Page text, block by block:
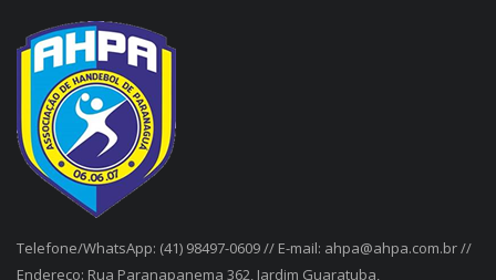
Telefone/WhatsApp: (41) 98497-0609 // E-mail: ahpa@ahpa.com.br //
Endereço: Rua Paranapanema 362, Jardim Guaratuba,